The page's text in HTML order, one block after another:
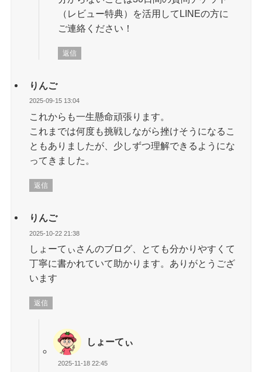
（レビュー特典）を活用してLINEの方に
ご連絡ください！
返信
りんご
2025-09-15 13:04
これからも一生懸命頑張ります。
これまでは何度も挑戦しながら挫けそうになるこ
ともありましたが、少しずつ理解できるようにな
ってきました。
返信
りんご
2025-10-22 21:38
しょーてぃさんのブログ、とても分かりやすくて
丁寧に書かれていて助かります。ありがとうござ
います
返信
しょーてぃ
2025-11-18 22:45